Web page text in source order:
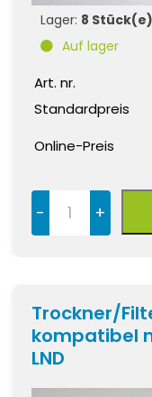
Lager: 8 Stück(e)
Auf lager
Art. nr.
Standardpreis
Online-Preis
- +
Trockner/
kompatibel
LND